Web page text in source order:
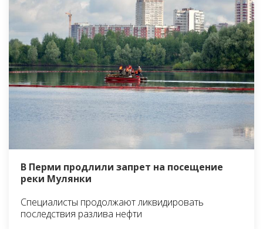
В Перми продлили запрет на посещение
реки Мулянки
Специалисты продолжают ликвидировать
последствия разлива нефти